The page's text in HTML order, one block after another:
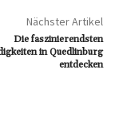
Nächster Artikel
Die faszinierendsten
in Quedlinburg
entdecken